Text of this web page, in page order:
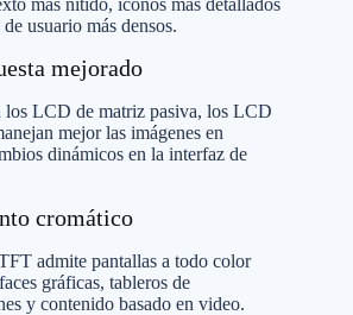
usuario más densos.
mejorado
los LCD de matriz pasiva, los LCD
mejor las imágenes en
dinámicos en la interfaz de
cromático
admite pantallas a todo color
gráficas, tableros de
y contenido basado en video.